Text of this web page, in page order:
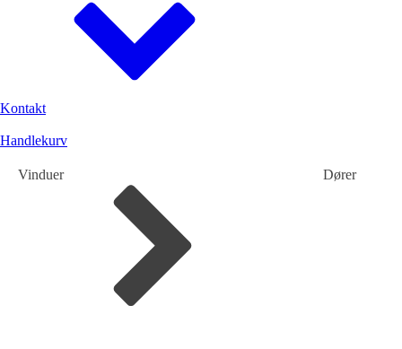
Kontakt
Handlekurv
Vinduer Dører